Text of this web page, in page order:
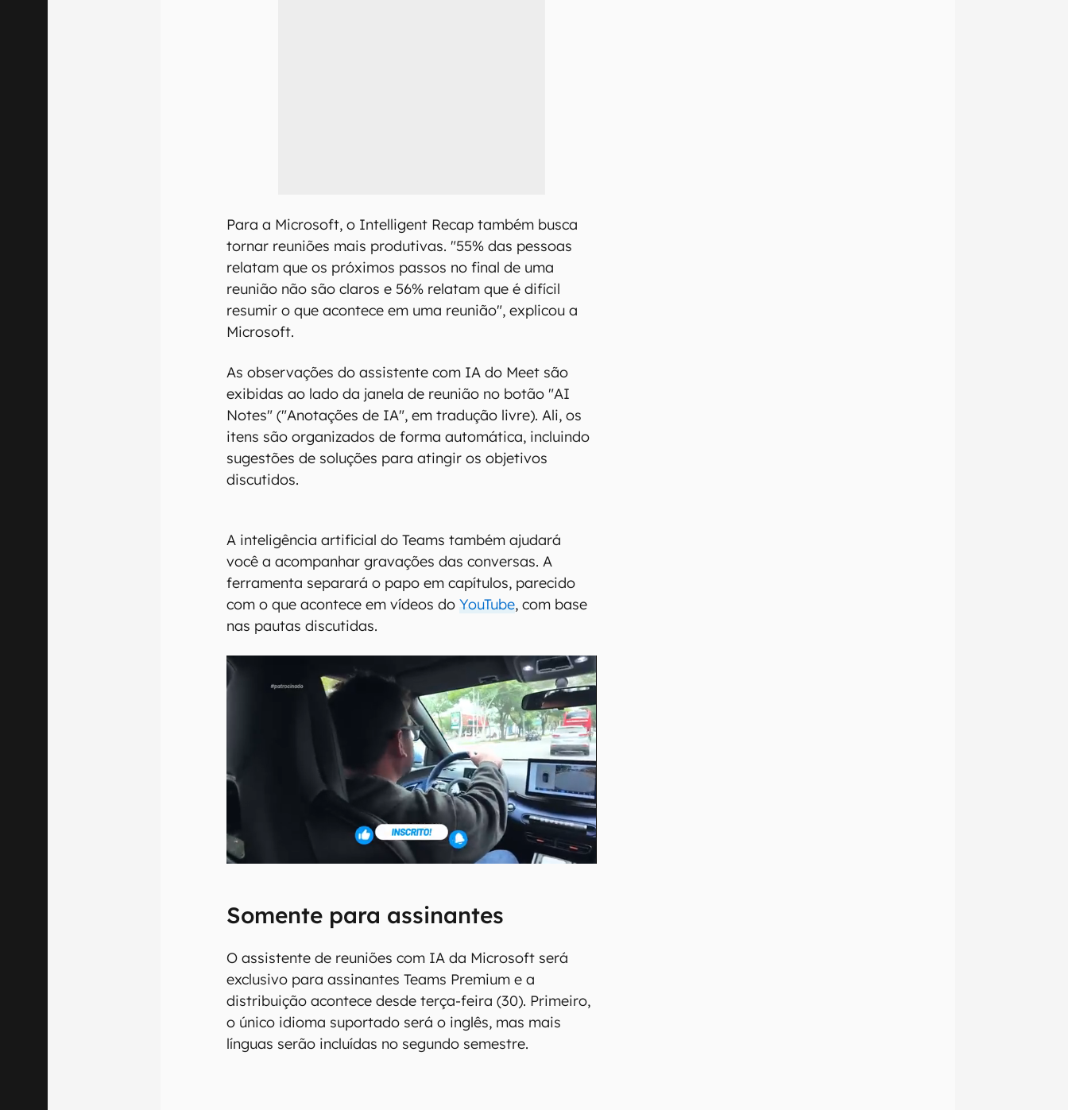
Para a Microsoft, o Intelligent Recap também busca
tornar reuniões mais produtivas. "55% das pessoas
relatam que os próximos passos no final de uma
reunião não são claros e 56% relatam que é difícil
resumir o que acontece em uma reunião", explicou a
Microsoft.
As observações do assistente com IA do Meet são
exibidas ao lado da janela de reunião no botão "AI
Notes" ("Anotações de IA", em tradução livre). Ali, os
itens são organizados de forma automática, incluindo
sugestões de soluções para atingir os objetivos
discutidos.
A inteligência artificial do Teams também ajudará
você a acompanhar gravações das conversas. A
ferramenta separará o papo em capítulos, parecido
com o que acontece em vídeos doYouTube, com base
nas pautas discutidas.
Somente para assinantes
O assistente de reuniões com IA da Microsoft será
exclusivo para assinantes Teams Premium e a
distribuição acontece desde terça-feira (30). Primeiro,
o único idioma suportado será o inglês, mas mais
línguas serão incluídas no segundo semestre.